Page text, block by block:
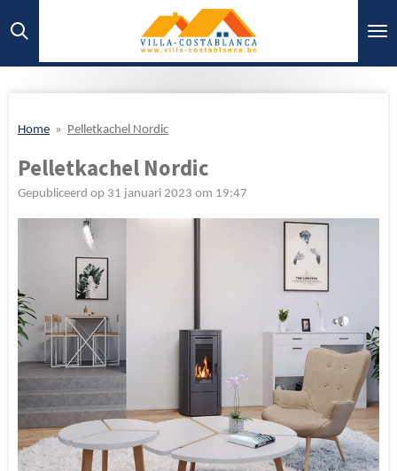
direct
Home » Pelletkachel Nordic
Pelletkachel Nordic
Gepubliceerd op 31 januari 2023 om 19:47